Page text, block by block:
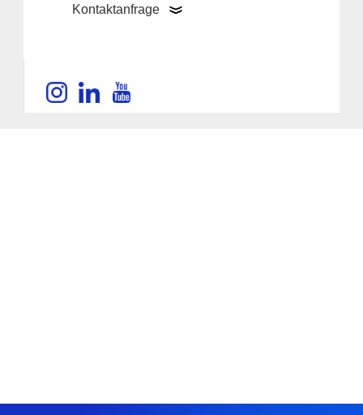
Kontaktanfrage